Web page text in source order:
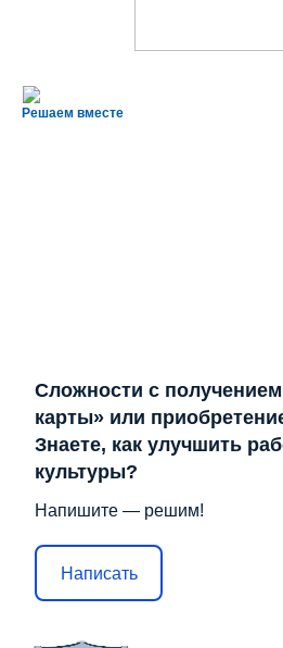
Решаем вместе
Сложности с
карты» или
Знаете, как улучшить
культуры?
Напишите — решим!
Написать